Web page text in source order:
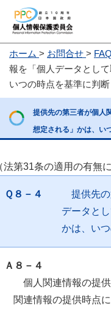
ホーム お問合せ
報を「個人データとし
いつの時点を基準に判
提供先の第三者が個人
想定される」かは、い
法第31条の適用の有無に
Ｑ８－４
提供先
データと
かは、い
Ａ８－４
個人関連情報の提
関連情報の提供時点